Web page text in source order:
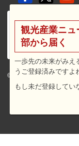
© 2026 travel voice.
観光産業ニ
部から届く
一歩先の未来がみえ
うご登録済みですよ
もし未だ登録してい